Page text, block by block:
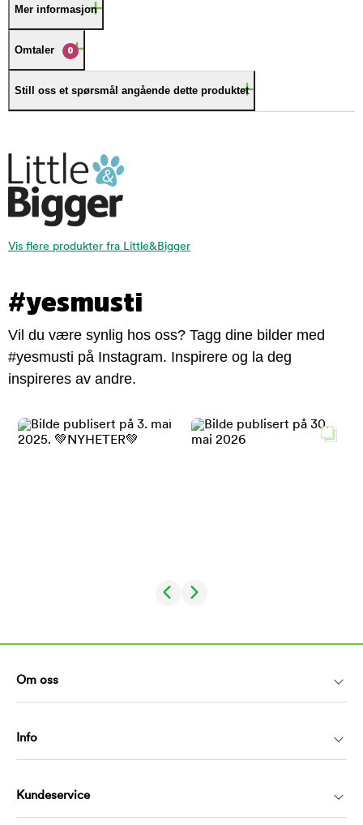
Mer informasjon
Omtaler 0
Still oss et spørsmål angående dette produktet
Vis flere produkter fra Little&Bigger
#yesmusti
Vil du være synlig hos oss? Tagg dine bilder med
#yesmusti på Instagram. Inspirere og la deg
inspireres av andre.
Om oss
Info
Kundeservice